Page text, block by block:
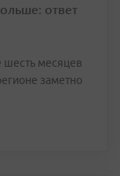
ответ
шесть месяцев
заметно